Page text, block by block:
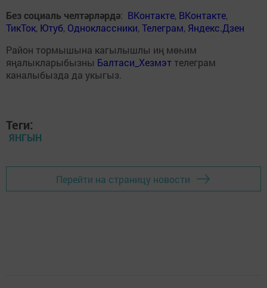
Без социаль челтәрләрдә: ВКонтакте, ВКонтакте,
ТикТок, Ютуб, Одноклассники,Телеграм, Яндекс.Дзен
Район тормышына кагылышлы иң мөһим
яңалыкларыбызны Балтаси_Хезмэт телеграм
каналыбызда да укыгыз.
Теги:
ЯНГЫН
Перейти на страницу новости